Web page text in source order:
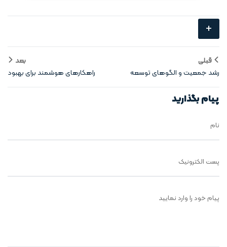
+
قبلی
رشد جمعیت و الگوهای توسعه
پایدار شهری
بعد
راهکارهای هوشمند برای بهبود
خدمات شهری
پیام بگذارید
نام
پست الکترونیک
پیام خود را وارد نمایید